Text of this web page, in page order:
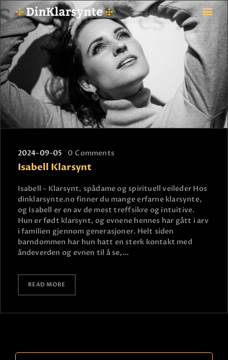
FORSIDE
ASTROLOGI
STJERNETEGN
TAROTKORT
KLARSYNTE
BETALING
VIPPS
JOBBE SOM KLARSYNT
FAQ
KONTAKT OSS
2024-09-05 0 Comments
Isabell Klarsynt
Isabell – Klarsynt, spådame og spirituell veileder Hos
dinklarsynte.no finner du mange erfarne klarsynte,
og Isabell er en av de mest treffsikre og intuitive.
Hun er født klarsynt, og evnene hennes har gått i arv
i familien gjennom generasjoner. Helt siden
barndommen har hun hatt en sterk kontakt med
åndeverden og evnen til å se,…
READ MORE